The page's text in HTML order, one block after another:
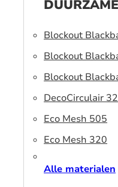
Blockout
Blockout
320 DS –
peesdoek
Blockout
500 DS –
peesdoek
DecoCirculair
Gerecycled
Eco Mesh 505
Eco Mesh 320
Alle materialen